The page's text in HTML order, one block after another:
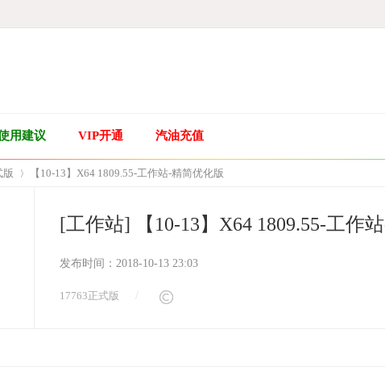
用建议 VIP开通 汽油充值
版 【10-13】X64 1809.55-工作站-精简优化版
[工作站] 【10-13】X64 1809.55-工作
发布时间： 2018-10-13 23:03
17763正式版 /